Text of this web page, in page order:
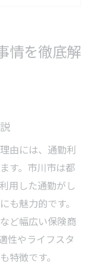
が鍵
ポイント解説
徴を紹介
度と環境
共通点とは
種ガイド
人の種類とは
きる理由を解
方のコツ
情を徹底解
由には、通勤利
す。市川市は都
用した通勤がし
も魅力的です。
ど幅広い保険商
性やライフスタ
特徴です。